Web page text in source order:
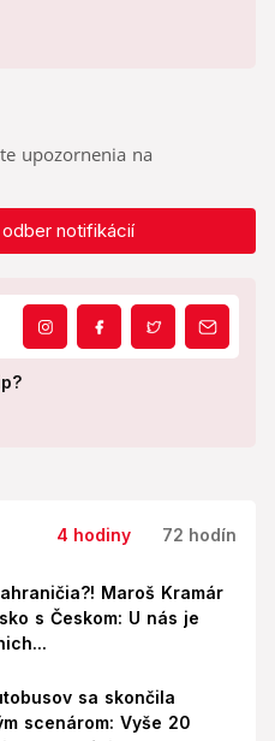
upozornenia na
notifikácií
4 hodiny 72 hodín
Maroš Kramár
s Českom: U nás je
sa skončila
scenárom: Vyše 20